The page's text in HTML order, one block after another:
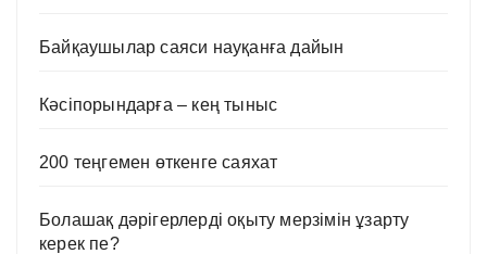
Байқаушылар саяси науқанға дайын
Кәсіпорындарға – кең тыныс
200 теңгемен өткенге саяхат
Болашақ дәрігерлерді оқыту мерзімін ұзарту
керек пе?